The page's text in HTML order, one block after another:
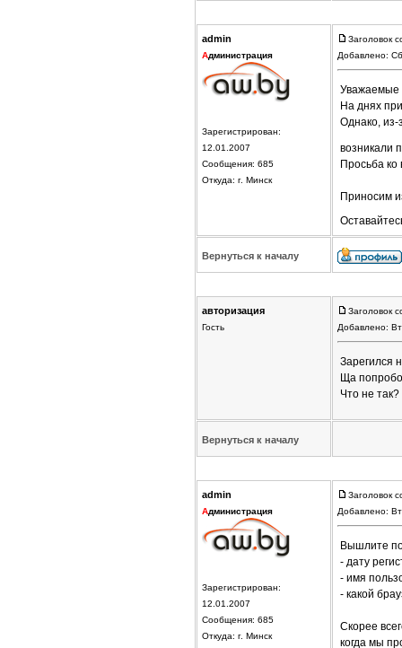
admin
Администрация
Зарегистрирован:
12.01.2007
Сообщения: 685
Откуда: г. Минск
Заголовок
Добавлено:
Уважаемые
На днях
Однако, из-
возникали
Просьба ко
Приносим
Вернуться к началу
авторизация
Гость
Заголовок
Добавлено:
Зарегился
Ща
Что не так?
Вернуться к началу
admin
Администрация
Зарегистрирован:
12.01.2007
Сообщения: 685
Откуда: г. Минск
Заголовок
Добавлено:
Вышлите
- дату
- имя
- какой
Скорее
когда мы